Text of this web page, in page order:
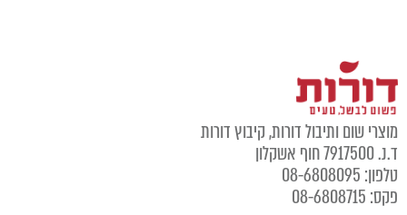
מוצרי שום ותיבול דורות, קיבוץ דורות
ד.נ. 7917500 חוף אשקלון
טלפון: 08-6808095
פקס: 08-6808715